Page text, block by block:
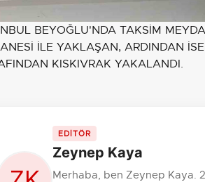
BEYOĞLU'NDA TAKSİM
İLE YAKLAŞAN, ARDINDAN
KISKIVRAK YAKALANDI.
EDİTÖR
Zeynep Kaya
Merhaba, ben Zeynep Kaya.